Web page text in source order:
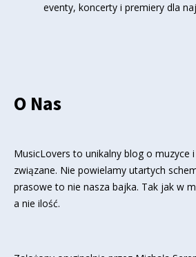
eventy, koncerty i premiery dla
O Nas
MusicLovers to unikalny blog o muzyce
związane. Nie powielamy utartych
prasowe to nie nasza bajka. Tak jak w
a nie ilość.